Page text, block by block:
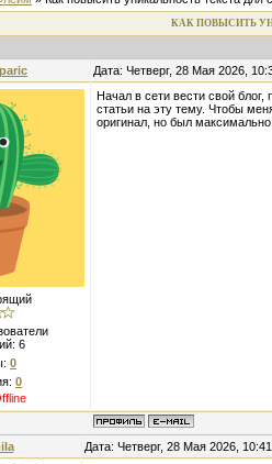
КАК ПОВЫСИТЬ
Дата: Четверг, 28 Мая 2026,
6
0
0
Начал в сети вести свой
статьи на эту тему. Чтобы
оригинал, но был
Дата: Четверг, 28 Мая 2026,